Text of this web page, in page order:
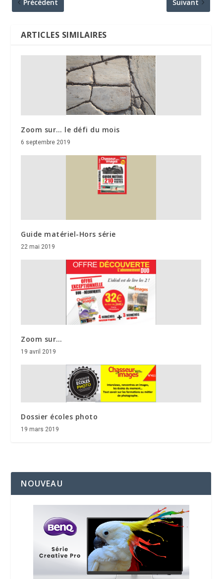
Précédent Suivant
ARTICLES SIMILAIRES
Zoom sur… le défi du mois
6 septembre 2019
Guide matériel-Hors série
22 mai 2019
Zoom sur…
19 avril 2019
Dossier écoles photo
19 mars 2019
NOUVEAU